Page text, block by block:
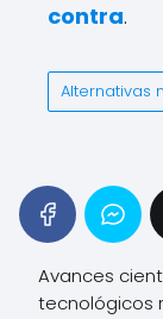
contra.
Alternativas
Avances
tecnológicos